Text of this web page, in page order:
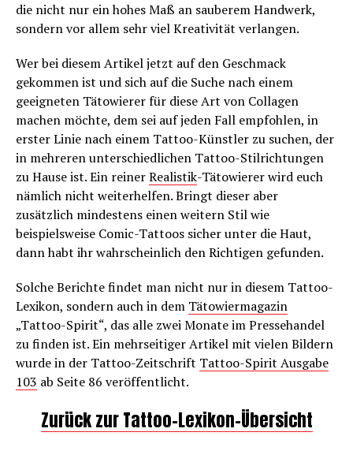
die nicht nur ein hohes Maß an sauberem Handwerk,
sondern vor allem sehr viel Kreativität verlangen.
Wer bei diesem Artikel jetzt auf den Geschmack
gekommen ist und sich auf die Suche nach einem
geeigneten Tätowierer für diese Art von Collagen
machen möchte, dem sei auf jeden Fall empfohlen, in
erster Linie nach einem Tattoo-Künstler zu suchen, der
in mehreren unterschiedlichen Tattoo-Stilrichtungen
zu Hause ist. Ein reinerRealistik-Tätowierer wird euch
nämlich nicht weiterhelfen. Bringt dieser aber
zusätzlich mindestens einen weitern Stil wie
beispielsweise Comic-Tattoos sicher unter die Haut,
dann habt ihr wahrscheinlich den Richtigen gefunden.
Solche Berichte findet man nicht nur in diesem Tattoo-
Lexikon, sondern auch in dem Tätowiermagazin
„Tattoo-Spirit“, das alle zwei Monate im Pressehandel
zu finden ist. Ein mehrseitiger Artikel mit vielen Bildern
wurde in der Tattoo-Zeitschrift Tattoo-Spirit Ausgabe
103 ab Seite 86 veröffentlicht.
Zurück zur Tattoo-Lexikon-Übersicht